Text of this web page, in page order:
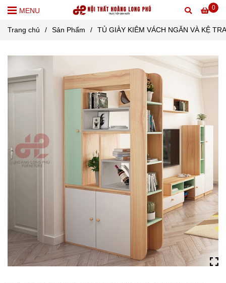
0
MENU
Trang chủ / Sản Phẩm / TỦ GIÀY KIÊM VÁCH NGĂN VÀ KỆ